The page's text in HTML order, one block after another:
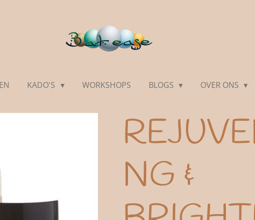
KADO'S WORKSHOPS BLOGS OVER ONS
NG &